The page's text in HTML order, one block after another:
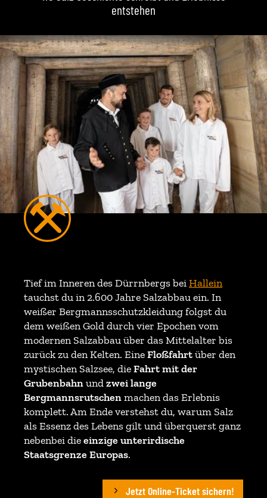
entstehen
Tief im Inneren des Dürrnbergs beiHallein
tauchst du in 2.600 Jahre Salzabbau ein. In
weißer Bergmannsschutzkleidung folgst du
dem weißen Gold durch vier Epochen vom
modernen Salzabbau über das Mittelalter bis
zurück zu den Kelten. EineFloßfahrtüber den
mystischen Salzsee, dieFahrt mit der
Grubenbahnundzwei lange
Bergmannsrutschenmachen das Erlebnis
komplett. Am Ende verstehst du, warum Salz
als Essenz des Lebens gilt und überquerst ganz
nebenbei dieeinzige unterirdische
Staatsgrenze Europas.
Jetzt Online-Ticket sichern!